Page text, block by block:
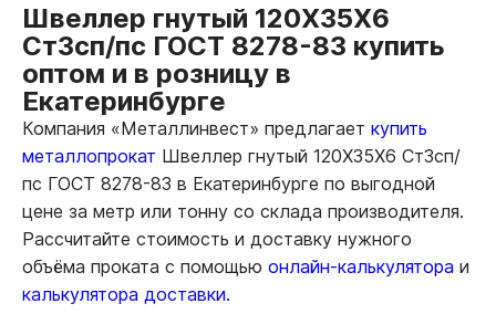
Швеллер гнутый 120Х35Х6
Ст3сп/пс ГОСТ 8278-83 купить
оптом и в розницу в
Екатеринбурге
Компания «Металлинвест» предлагает купить
металлопрокат Швеллер гнутый 120Х35Х6 Ст3сп/
пс ГОСТ 8278-83 в Екатеринбурге по выгодной
цене за метр или тонну со склада производителя.
Рассчитайте стоимость и доставку нужного
объёма проката с помощью онлайн-калькулятора и
калькулятора доставки.